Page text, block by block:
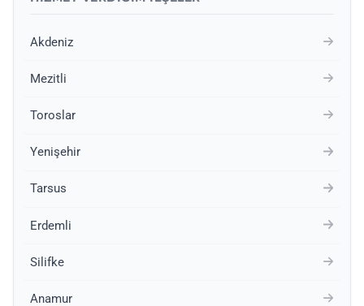
Akdeniz
Mezitli
Toroslar
Yenişehir
Tarsus
Erdemli
Silifke
Anamur